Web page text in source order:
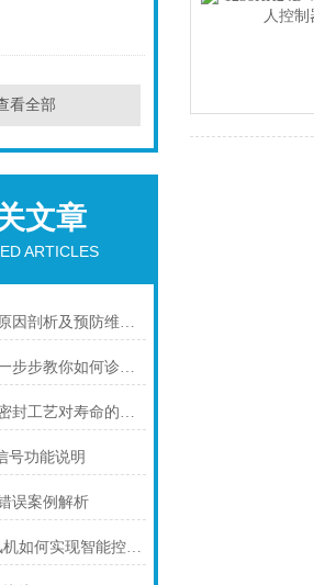
看全部
文章
ARTICLES
风机卡滞故障原因剖析及预防维护技巧
风机不转了？一步步教你如何诊断故障
防水风机电机密封工艺对寿命的影响
号功能说明
误案例解析
AHU变频EC风机如何实现智能控制？